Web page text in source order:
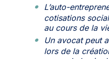
L’auto-
cotisations
au cours de la
Un avocat peut
lors de la